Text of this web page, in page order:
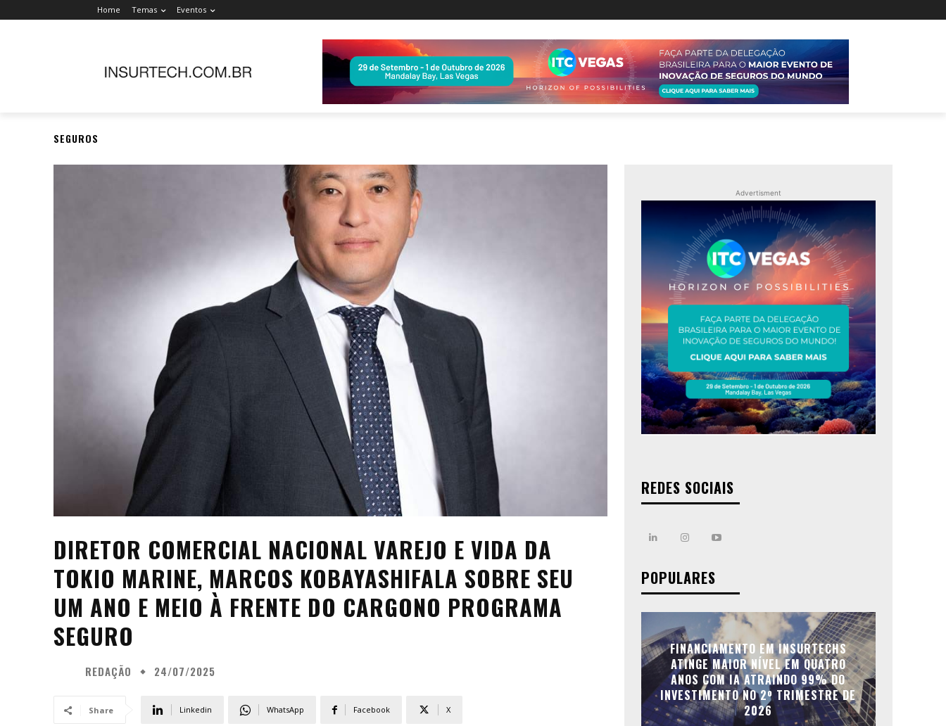
Home Temas Eventos
SEGUROS
DIRETOR COMERCIAL NACIONAL VAREJO E VIDA DA
TOKIO MARINE, MARCOS KOBAYASHIFALA SOBRE SEU
UM ANO E MEIO À FRENTE DO CARGONO PROGRAMA
SEGURO
REDAÇÃO 24/07/2025
Share Linkedin WhatsApp Facebook X
Advertisment
REDES SOCIAIS
POPULARES
FINANCIAMENTO EM INSURTECHS
ATINGE MAIOR NÍVEL EM QUATRO
ANOS COM IA ATRAINDO 99% DO
INVESTIMENTO NO 2º TRIMESTRE DE
2026